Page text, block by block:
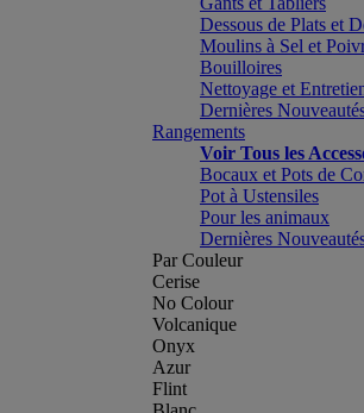
Dessous de Plats et
Moulins à Sel et
Bouilloires
Nettoyage et
Dernières
Rangements
Voir Tous les
Bocaux et Pots de
Pot à Ustensiles
Pour les animaux
Dernières
Par Couleur
Cerise
No Colour
Volcanique
Onyx
Azur
Flint